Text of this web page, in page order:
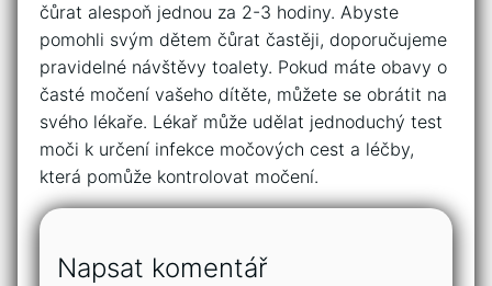
čůrat alespoň jednou za 2-3 hodiny. Abyste
pomohli svým dětem čůrat častěji, doporučujeme
pravidelné návštěvy toalety. Pokud máte obavy o
časté močení vašeho dítěte, můžete se obrátit na
svého lékaře. Lékař může udělat jednoduchý test
moči k určení infekce močových cest a léčby,
která pomůže kontrolovat močení.
Napsat komentář